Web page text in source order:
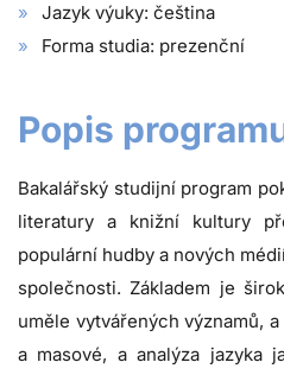
Jazyk výuky: čeština
Forma studia: prezenční
Popis
Bakalářský studijní program
literatury a knižní kultury
populární hudby a nových
společnosti. Základem je
uměle vytvářených významů,
a masové, a analýza jazyka